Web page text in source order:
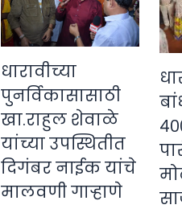
धारावीच्या
पुनर्विकासासाठी
खा.राहुल शेवाळे
यांच्या उपस्थितीत
दिगंबर नाईक यांचे
मालवणी गाऱ्हाणे